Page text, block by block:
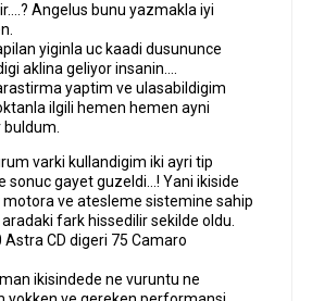
Angelus bunu yazmakla iyi
yiginla uc kaadi dusununce
aklina geliyor insanin….
yaptim ve ulasabildigim
ilgili hemen hemen ayni
varki kullandigim iki ayri tip
sonuc gayet guzeldi…! Yani ikiside
motora ve atesleme sistemine sahip
fark hissedilir sekilde oldu.
CD digeri 75 Camaro
ikisindede ne vuruntu ne